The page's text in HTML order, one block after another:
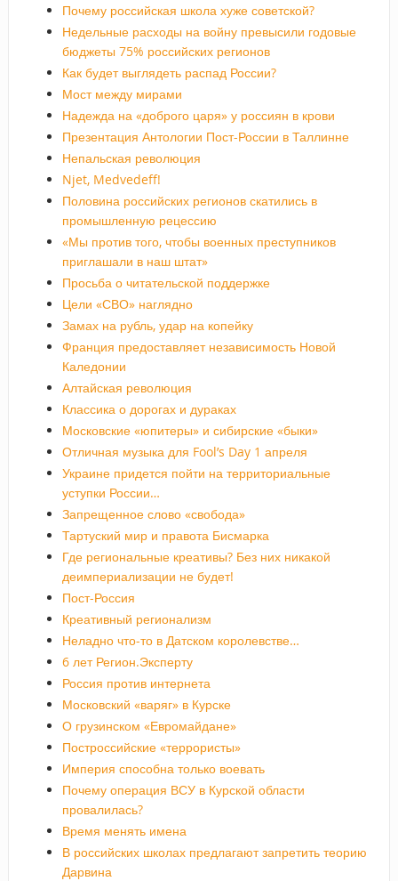
Почему российская школа хуже советской?
Недельные расходы на войну превысили годовые
бюджеты 75% российских регионов
Как будет выглядеть распад России?
Мост между мирами
Надежда на «доброго царя» у россиян в крови
Презентация Антологии Пост-России в Таллинне
Непальская революция
Njet, Medvedeff!
Половина российских регионов скатились в
промышленную рецессию
«Мы против того, чтобы военных преступников
приглашали в наш штат»
Просьба о читательской поддержке
Цели «СВО» наглядно
Замах на рубль, удар на копейку
Франция предоставляет независимость Новой
Каледонии
Алтайская революция
Классика о дорогах и дураках
Московские «юпитеры» и сибирские «быки»
Отличная музыка для Fool’s Day 1 апреля
Украине придется пойти на территориальные
уступки России…
Запрещенное слово «свобода»
Тартуский мир и правота Бисмарка
Где региональные креативы? Без них никакой
деимпериализации не будет!
Пост-Россия
Креативный регионализм
Неладно что-то в Датском королевстве…
6 лет Регион.Эксперту
Россия против интернета
Московский «варяг» в Курске
О грузинском «Евромайдане»
Построссийские «террористы»
Империя способна только воевать
Почему операция ВСУ в Курской области
провалилась?
Время менять имена
В российских школах предлагают запретить теорию
Дарвина